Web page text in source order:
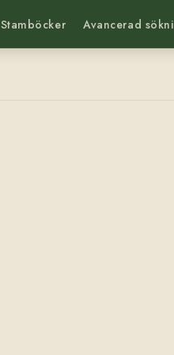
Stamböcker Avancerad